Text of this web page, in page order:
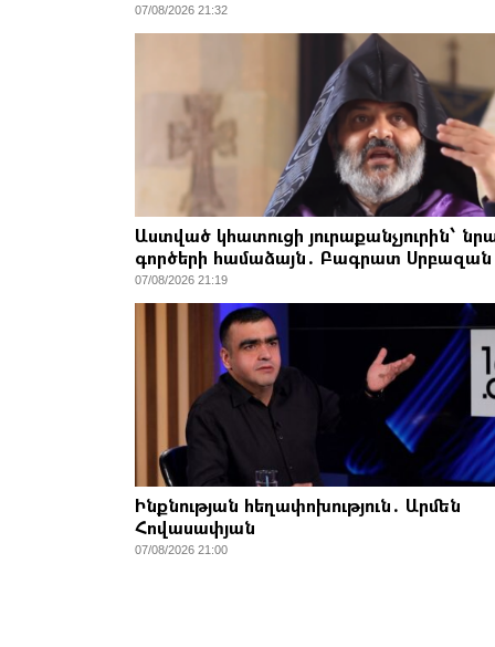
07/08/2026 21:32
Աստված կհատուցի յուրաքանչյուրին՝
գործերի համաձայն․ Բագրատ Սրբազան
07/08/2026 21:19
Ինքնության հեղափոխություն․ Արմեն
Հովասափյան
07/08/2026 21:00